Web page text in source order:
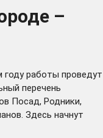
–
году работы проведут
перечень
Посад, Родники,
Здесь начнут